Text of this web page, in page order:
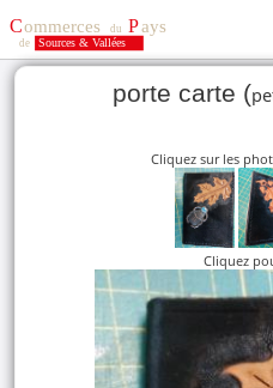
porte carte (
Cliquez sur les
Cliquez